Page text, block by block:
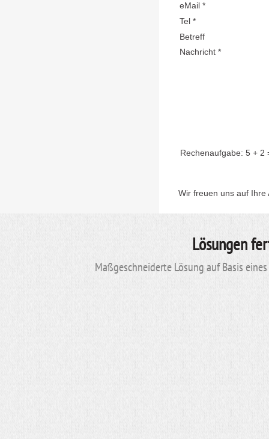
eMail *
Tel *
Betreff
Nachricht *
Rechenaufgabe: 5 + 2
Wir freuen uns auf Ihre
Lösungen
Maßgeschneiderte Lösung auf Basis